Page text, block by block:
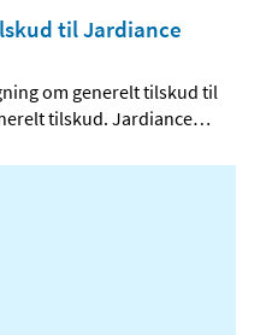
til Jardiance
om generelt tilskud til
tilskud. Jardiance…